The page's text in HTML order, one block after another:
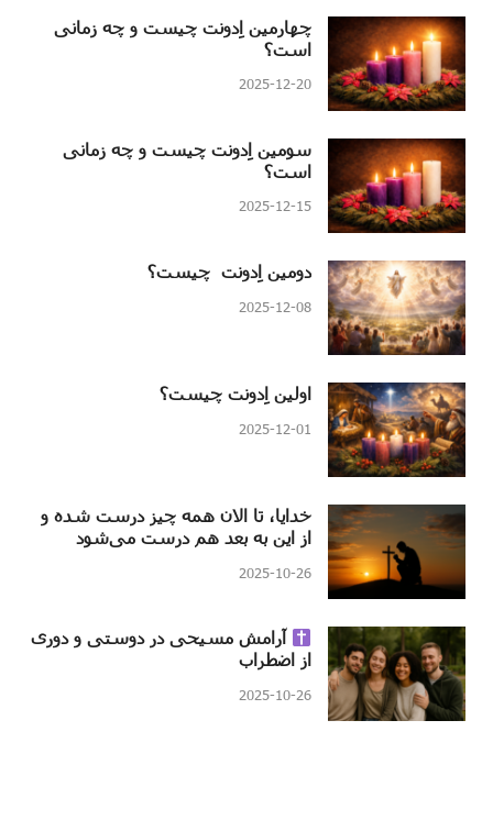
چهارمین اِدونت چیست و چه زمانی
است؟
2025-12-20
سومین اِدونت چیست و چه زمانی
است؟
2025-12-15
دومین اِدونت چیست؟
2025-12-08
اولین اِدونت چیست؟
2025-12-01
خدایا، تا الان همه چیز درست شده و
از این به بعد هم درست می‌شود
2025-10-26
آرامش مسیحی در دوستی و دوری
از اضطراب
2025-10-26